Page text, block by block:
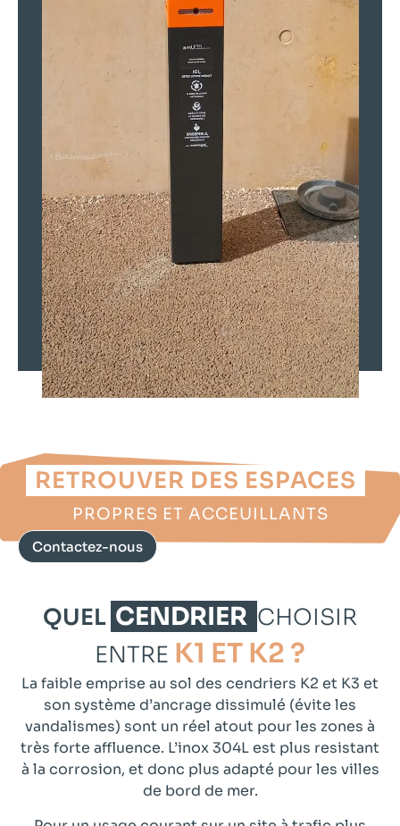
RETROUVER DES ESPACES
PROPRES ET ACCEUILLANTS
Contactez-nous
QUEL CENDRIER CHOISIR
ENTRE K1 ET K2 ?
La faible emprise au sol des cendriers K2 et K3 et
son système d’ancrage dissimulé (évite les
vandalismes) sont un réel atout pour les zones à
très forte affluence. L’inox 304L est plus resistant
à la corrosion, et donc plus adapté pour les villes
de bord de mer.